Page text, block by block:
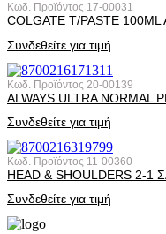
Κωδ. Προϊόντος 17-00031
COLGATE T/PASTE 100ML
Συνδεθείτε για τιμή
Κωδ. Προϊόντος 20-00139
ALWAYS ULTRA NORMAL
Συνδεθείτε για τιμή
Κωδ. Προϊόντος 11-00360
HEAD & SHOULDERS 2-1
Συνδεθείτε για τιμή